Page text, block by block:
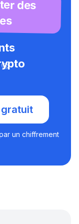
des
un chiffrement